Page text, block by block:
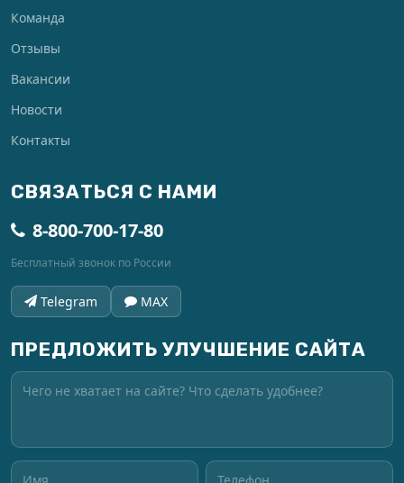
Команда
Отзывы
Вакансии
Новости
Контакты
СВЯЗАТЬСЯ С НАМИ
8-800-700-17-80
Бесплатный звонок по России
Telegram MAX
ПРЕДЛОЖИТЬ УЛУЧШЕНИЕ САЙТА